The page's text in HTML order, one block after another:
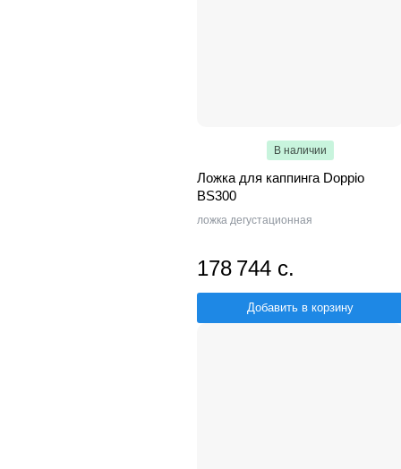
В наличии
Ложка для каппинга Doppio
BS300
ложка дегустационная
178 744 с.
Добавить в корзину